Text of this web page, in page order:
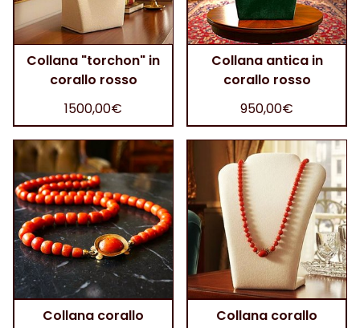
Collana "torchon" in
corallo rosso
1500,00€
Collana antica in
corallo rosso
950,00€
Collana corallo
Collana corallo